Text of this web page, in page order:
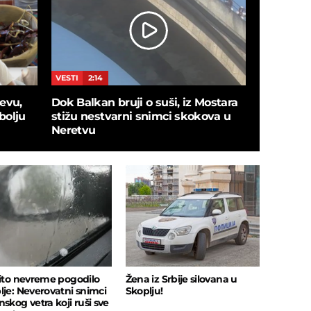
VESTI 2:14
Dok Balkan bruji o suši, iz Mostara
stižu nestvarni snimci skokova u
Neretvu
nevreme pogodilo
Neverovatni snimci
vetra koji ruši sve
Žena iz Srbije silovana u
Skoplju!